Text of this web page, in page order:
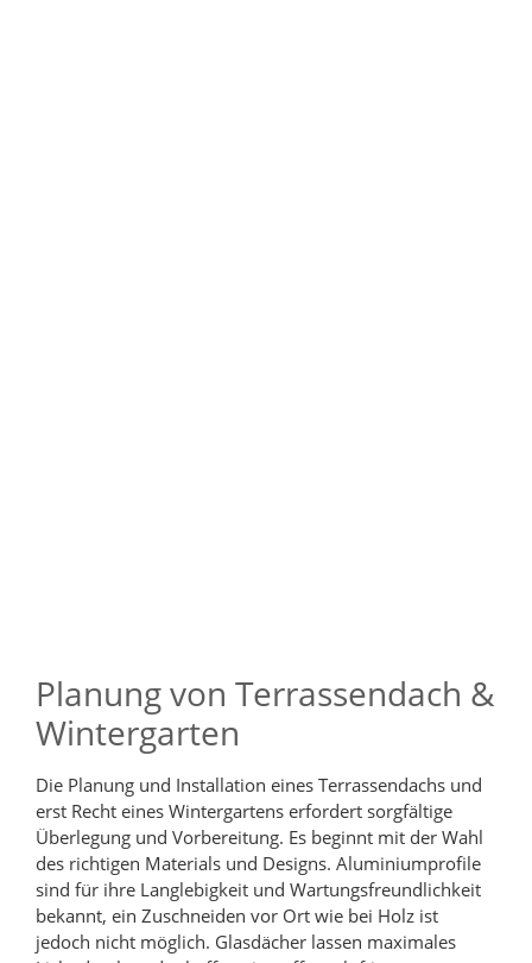
Planung von Terrassendach &
Wintergarten
Die Planung und Installation eines Terrassendachs und
erst Recht eines Wintergartens erfordert sorgfältige
Überlegung und Vorbereitung. Es beginnt mit der Wahl
des richtigen Materials und Designs. Aluminiumprofile
sind für ihre Langlebigkeit und Wartungsfreundlichkeit
bekannt, ein Zuschneiden vor Ort wie bei Holz ist
jedoch nicht möglich. Glasdächer lassen maximales